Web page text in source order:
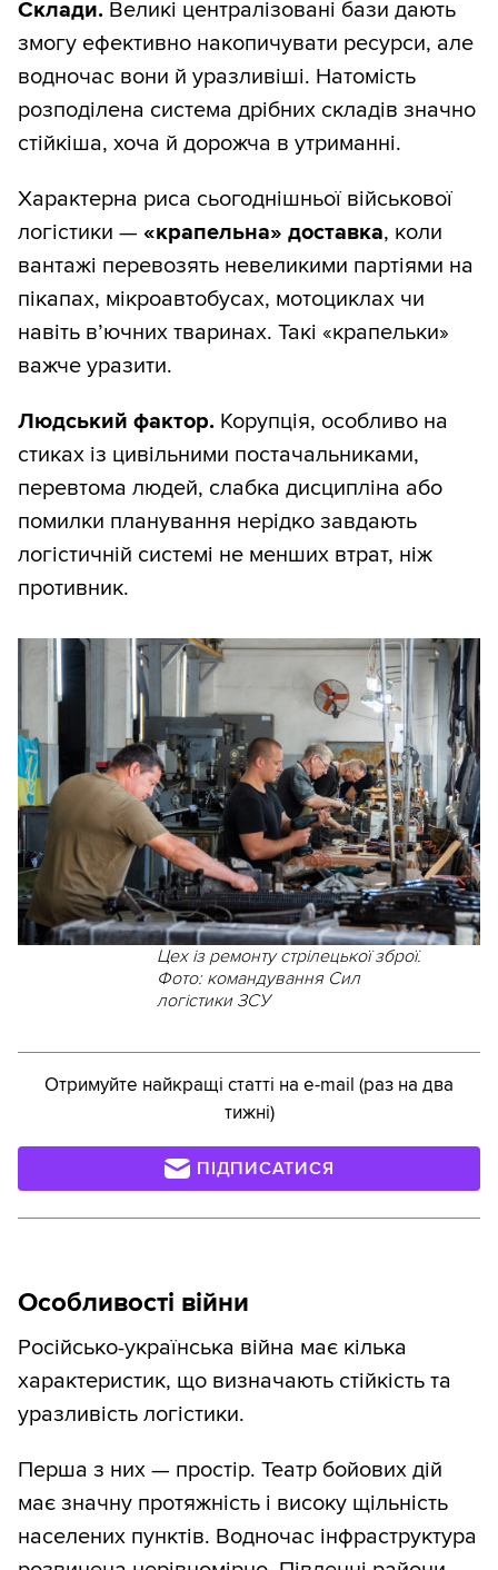
Склади. Великі централізовані бази дають
змогу ефективно накопичувати ресурси, але
водночас вони й уразливіші. Натомість
розподілена система дрібних складів значно
стійкіша, хоча й дорожча в утриманні.
Характерна риса сьогоднішньої військової
логістики — «крапельна» доставка, коли
вантажі перевозять невеликими партіями на
пікапах, мікроавтобусах, мотоциклах чи
навіть в’ючних тваринах. Такі «крапельки»
важче уразити.
Людський фактор. Корупція, особливо на
стиках із цивільними постачальниками,
перевтома людей, слабка дисципліна або
помилки планування нерідко завдають
логістичній системі не менших втрат, ніж
противник.
Цех із ремонту стрілецької зброї.
Фото: командування Сил
логістики ЗСУ
Отримуйте найкращі статті на e-mail (раз на два
тижні)
ПІДПИСАТИСЯ
Особливості війни
Російсько-українська війна має кілька
характеристик, що визначають стійкість та
уразливість логістики.
Перша з них — простір. Театр бойових дій
має значну протяжність і високу щільність
населених пунктів. Водночас інфраструктура